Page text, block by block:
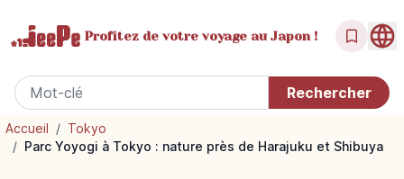
Profitez de votrevoyage au Japon !
Accueil / Tokyo
/ Parc Yoyogi à Tokyo : nature près de Harajuku et Shibuya